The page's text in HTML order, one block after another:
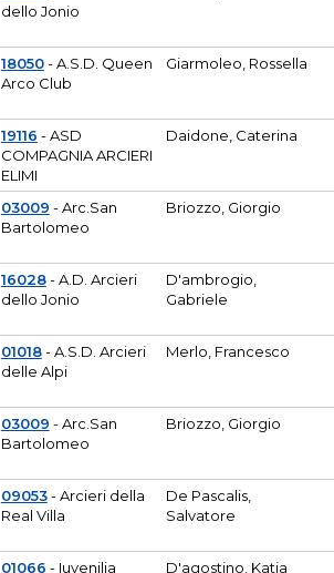
dello Jonio
18050- A.S.D. Queen
Arco Club
Giarmoleo, Rossella
19116 - ASD
COMPAGNIA ARCIERI
ELIMI
Daidone, Caterina
03009 - Arc.San
Bartolomeo
Briozzo, Giorgio
16028- A.D. Arcieri
dello Jonio
D'ambrogio,
Gabriele
01018- A.S.D. Arcieri
delle Alpi
Merlo, Francesco
03009 - Arc.San
Bartolomeo
Briozzo, Giorgio
09053- Arcieri della
Real Villa
De Pascalis,
Salvatore
01066 - Iuvenilia
D'agostino, Katia